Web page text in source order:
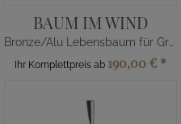
BAUM IM WIND
Bronze/Alu Lebensbaum für Grab
Ihr Komplettpreis ab 190,00 € *